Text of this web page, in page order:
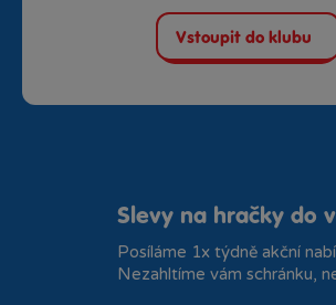
Vstoupit do klubu
Slevy na hračky do
Posíláme 1x týdně akční
Nezahltíme vám schránku,